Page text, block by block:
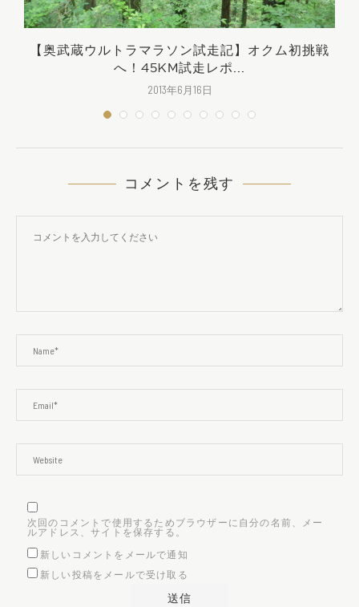
【奥武蔵ウルトラマラソン試走記】オクム初挑戦
へ！45KM試走レポ...
2013年6月16日
コメントを残す
次回のコメントで使用するためブラウザーに自分の名前、メー
ルアドレス、サイトを保存する。
新しいコメントをメールで通知
新しい投稿をメールで受け取る